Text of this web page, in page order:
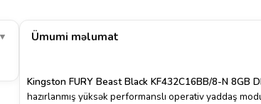
▼ Ümumi məlumat
Kingston FURY Beast Black KF432C16BB/8-N 8GB
hazırlanmış yüksək performanslı operativ yaddaş